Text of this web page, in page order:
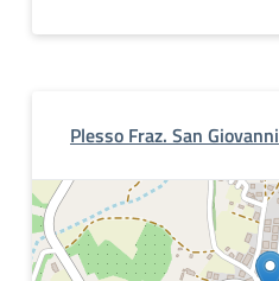
Plesso Fraz. San Giovanni